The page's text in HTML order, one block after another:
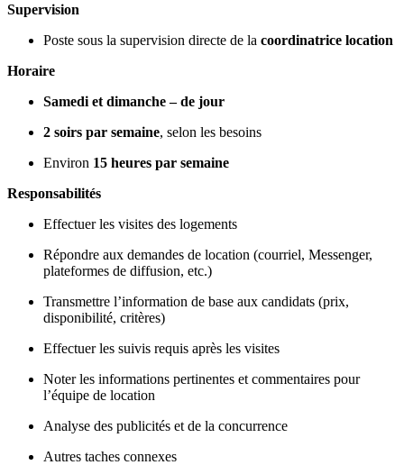
Supervision
Poste sous la supervision directe de la coordinatrice location
Horaire
Samedi et dimanche – de jour
2 soirs par semaine, selon les besoins
Environ 15 heures par semaine
Responsabilités
Effectuer les visites des logements
Répondre aux demandes de location (courriel, Messenger,
plateformes de diffusion, etc.)
Transmettre l’information de base aux candidats (prix,
disponibilité, critères)
Effectuer les suivis requis après les visites
Noter les informations pertinentes et commentaires pour
l’équipe de location
Analyse des publicités et de la concurrence
Autres taches connexes